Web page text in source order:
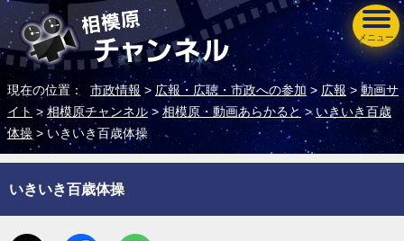
メニュー
現在の位置： 市政情報 >広報・広聴・市政への参加 >広報 >動画サ
イト>相模原チャンネル > 相模原・動画あらかると > いきいき百歳
体操 > いきいき百歳体操
いきいき百歳体操